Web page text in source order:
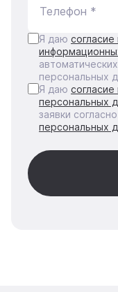
Телефон *
Я даю
персональных
Я даю
персональных
заявки согласно
персональных